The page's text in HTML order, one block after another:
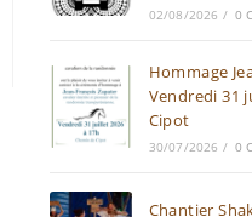
02/08/2026 / 0
Hommage
Vendredi 31
Cipot
30/07/2026 / 0
Chantier